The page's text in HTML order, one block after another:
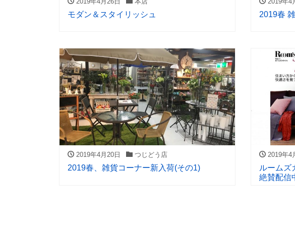
モダン＆スタイリッシュ 2019春
2019年4月20日 つじどう店
2019春、雑貨コーナー新入荷(その1)
2019年4
ルームズ
絶賛配信